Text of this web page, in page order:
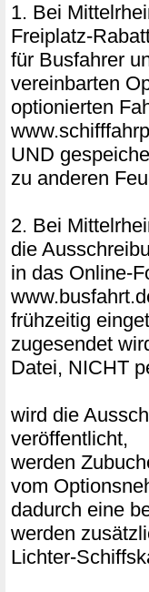
1. Bei
Freiplatz-
für Busfahrer
vereinbarten
optionierten
UND
zu anderen
2. Bei
die
in das Online-
frühzeitig
zugesendet
Datei, NICHT
wird die
veröffentlicht,
werden
vom
dadurch eine
werden
Lichter-